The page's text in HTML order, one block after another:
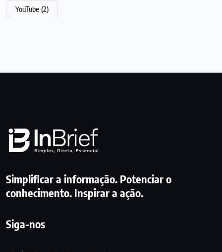
YouTube (2)
Simplificar a informação. Potenciar o
conhecimento. Inspirar a ação.
Siga-nos